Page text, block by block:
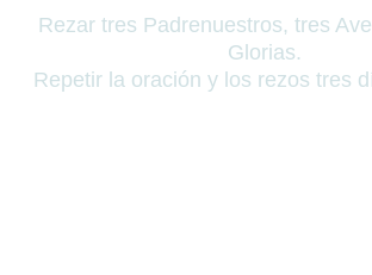
Rezar tres Padrenuestros, tres
Glorias.
Repetir la oración y los rezos tres